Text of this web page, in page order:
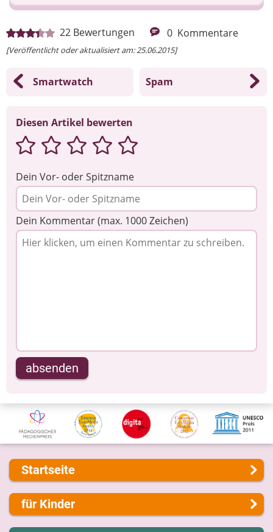
22 Bewertungen 0 Kommentare
[Veröffentlicht oder aktualisiert am: 25.06.2015]
Smartwatch Spam
Diesen Artikel bewerten
Dein Vor- oder Spitzname
Dein Kommentar (max. 1000 Zeichen)
absenden
Ihre Nachricht
Startseite
Über uns
Presse
für Kinder